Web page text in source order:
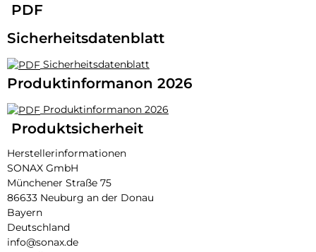
PDF
Sicherheitsdatenblatt
Sicherheitsdatenblatt
Produktinformanon 2026
Produktinformanon 2026
Produktsicherheit
Herstellerinformationen
SONAX GmbH
Münchener Straße 75
86633 Neuburg an der Donau
Bayern
Deutschland
info@sonax.de